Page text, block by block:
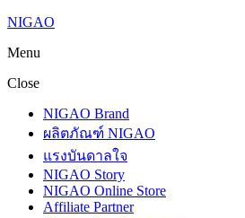
NIGAO
Menu
Close
NIGAO Brand
ผลิตภัณฑ์ NIGAO
แรงบันดาลใจ
NIGAO Story
NIGAO Online Store
Affiliate Partner